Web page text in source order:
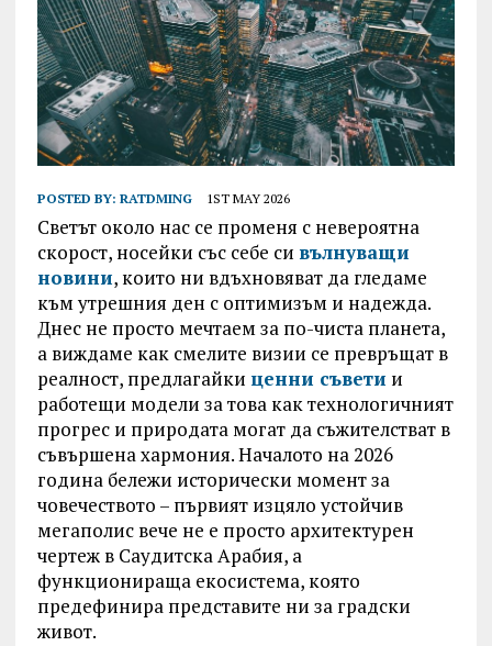
POSTED BY: RATDMING 1ST MAY 2026
Светът около нас се променя с невероятна
скорост, носейки със себе си вълнуващи
новини, които ни вдъхновяват да гледаме
към утрешния ден с оптимизъм и надежда.
Днес не просто мечтаем за по-чиста планета,
а виждаме как смелите визии се превръщат в
реалност, предлагайки ценни съвети и
работещи модели за това как технологичният
прогрес и природата могат да съжителстват в
съвършена хармония. Началото на 2026
година бележи исторически момент за
човечеството – първият изцяло устойчив
мегаполис вече не е просто архитектурен
чертеж в Саудитска Арабия, а
функционираща екосистема, която
предефинира представите ни за градски
живот.